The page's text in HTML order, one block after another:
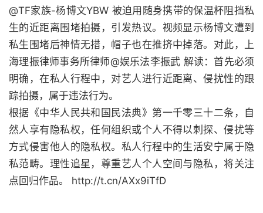
@TF家族-杨博文YBW 被迫用随身携带的保温杯阻挡私
生的近距离围堵拍摄，引发热议。视频显示杨博文遭到
私生围堵后神情无措，帽子也在推挤中掉落。对此，上
海理振律师事务所律师@娱乐法李振武 解读：首先必须
明确，在私人行程中，对艺人进行近距离、侵扰性的跟
踪拍摄，属于违法行为。
根据《中华人民共和国民法典》第一千零三十二条，自
然人享有隐私权，任何组织或个人不得以刺探、侵扰等
方式侵害他人的隐私权。私人行程中的生活安宁属于隐
私范畴。理性追星，尊重艺人个人空间与隐私，将关注
点回归作品。 http://t.cn/AXx9iTfD